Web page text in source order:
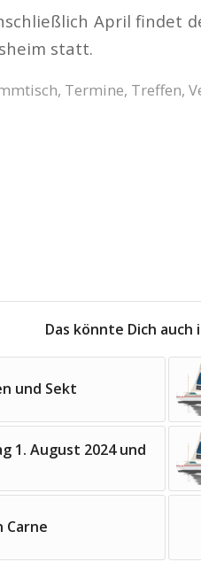
April findet
statt.
, Termine, Treffen,
Das könnte Dich
und Sekt
1. August 2024 und
Carne